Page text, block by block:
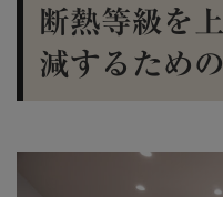
断熱等級を
減するため